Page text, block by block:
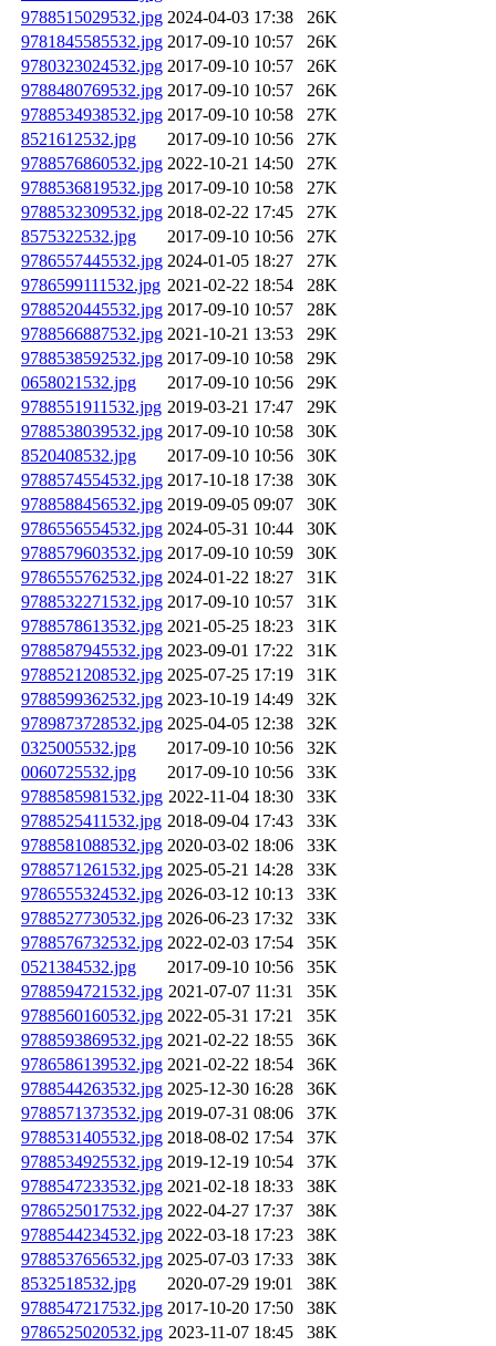
9788515029532.jpg 2024-04-03 17:38
26K
9781845585532.jpg 2017-09-10 10:57
26K
9780323024532.jpg 2017-09-10 10:57
26K
9788480769532.jpg 2017-09-10 10:57
26K
9788534938532.jpg 2017-09-10 10:58
27K
8521612532.jpg
2017-09-10 10:56
27K
9788576860532.jpg 2022-10-21 14:50
27K
9788536819532.jpg 2017-09-10 10:58
27K
9788532309532.jpg 2018-02-22 17:45
27K
8575322532.jpg
2017-09-10 10:56
27K
9786557445532.jpg 2024-01-05 18:27
27K
9786599111532.jpg 2021-02-22 18:54
28K
9788520445532.jpg 2017-09-10 10:57
28K
9788566887532.jpg 2021-10-21 13:53
29K
9788538592532.jpg 2017-09-10 10:58
29K
0658021532.jpg
2017-09-10 10:56
29K
9788551911532.jpg 2019-03-21 17:47
29K
9788538039532.jpg 2017-09-10 10:58
30K
8520408532.jpg
2017-09-10 10:56
30K
9788574554532.jpg 2017-10-18 17:38
30K
9788588456532.jpg 2019-09-05 09:07
30K
9786556554532.jpg 2024-05-31 10:44
30K
9788579603532.jpg 2017-09-10 10:59
30K
9786555762532.jpg 2024-01-22 18:27
31K
9788532271532.jpg 2017-09-10 10:57
31K
9788578613532.jpg 2021-05-25 18:23
31K
9788587945532.jpg 2023-09-01 17:22
31K
9788521208532.jpg 2025-07-25 17:19
31K
9788599362532.jpg 2023-10-19 14:49
32K
9789873728532.jpg 2025-04-05 12:38
32K
0325005532.jpg
2017-09-10 10:56
32K
0060725532.jpg
2017-09-10 10:56
33K
9788585981532.jpg 2022-11-04 18:30
33K
9788525411532.jpg 2018-09-04 17:43
33K
9788581088532.jpg 2020-03-02 18:06
33K
9788571261532.jpg 2025-05-21 14:28
33K
9786555324532.jpg 2026-03-12 10:13
33K
9788527730532.jpg 2026-06-23 17:32
33K
9788576732532.jpg 2022-02-03 17:54
35K
0521384532.jpg
2017-09-10 10:56
35K
9788594721532.jpg 2021-07-07 11:31
35K
9788560160532.jpg 2022-05-31 17:21
35K
9788593869532.jpg 2021-02-22 18:55
36K
9786586139532.jpg 2021-02-22 18:54
36K
9788544263532.jpg 2025-12-30 16:28
36K
9788571373532.jpg 2019-07-31 08:06
37K
9788531405532.jpg 2018-08-02 17:54
37K
9788534925532.jpg 2019-12-19 10:54
37K
9788547233532.jpg 2021-02-18 18:33
38K
9786525017532.jpg 2022-04-27 17:37
38K
9788544234532.jpg 2022-03-18 17:23
38K
9788537656532.jpg 2025-07-03 17:33
38K
8532518532.jpg
2020-07-29 19:01
38K
9788547217532.jpg 2017-10-20 17:50
38K
9786525020532.jpg 2023-11-07 18:45
38K